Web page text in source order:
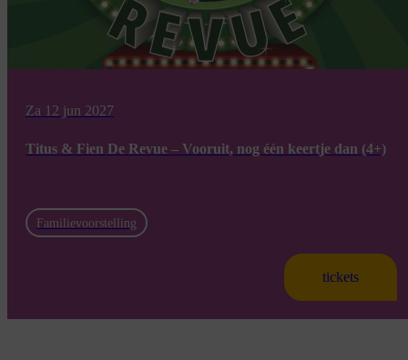
Za 12 jun 2027
Titus & Fien De Revue – Vooruit, nog één keertje dan (4+)
Familievoorstelling
tickets